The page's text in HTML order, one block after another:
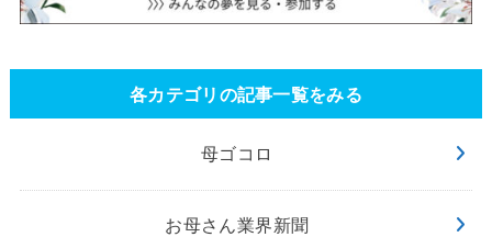
各カテゴリの記事一覧をみる
母ゴコロ
お母さん業界新聞